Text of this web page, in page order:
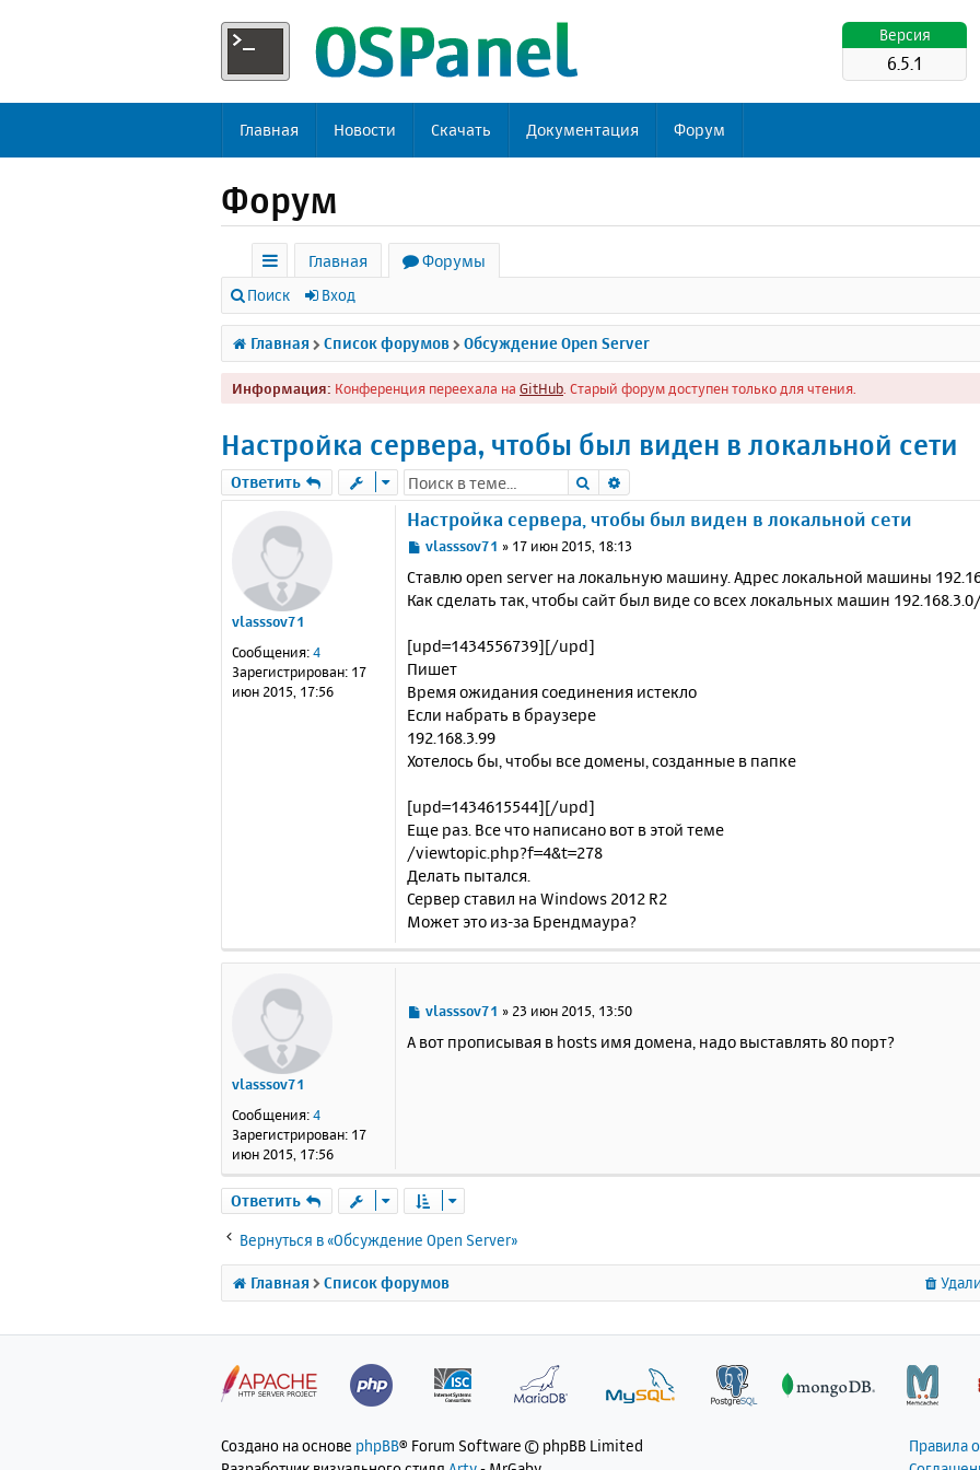
Версия
6.5.1
Главная Новости Скачать Документация Форум
Форум
с
ы
л
к
Главная
Форумы
Поиск Вход
Главная Список форумов Обсуждение Open Server
Информация: Конференция переехала на GitHub . Старый форум доступен только для чтения.
Настройка сервера, чтобы был виден в локальной сети
Ответить Поиск
vlasssov71
Сообщения:4
Зарегистрирован: 17
июн 2015, 17:56
Настройка сервера, чтобы был виден в локальной сети
С
о
б
е
н
е
vlasssov71 » 17 июн 2015, 18:13
Ставлю open server на локальную машину. Адрес локальной машины
Как сделать так, чтобы сайт был виде со всех локальных машин
[upd=1434556739][/upd]
Пишет
Время ожидания соединения истекло
Если набрать в браузере
192.168.3.99
Хотелось бы, чтобы все домены, созданные в папке
[upd=1434615544][/upd]
Еще раз. Все что написано вот в этой теме
/viewtopic.php?f=4&t=278
Делать пытался.
Сервер ставил на Windows 2012 R2
Может это из-за Брендмаура?
vlasssov71
Сообщения:4
Зарегистрирован: 17
июн 2015, 17:56
С
о
vlasssov71 » 23 июн 2015, 13:50
А вот прописывая в hosts имя домена, надо выставлять 80 порт?
Ответить
Вернуться в «Обсуждение Open Server»
Главная Список форумов
Создано на основе phpBB® Forum Software © phpBB Limited
Правила